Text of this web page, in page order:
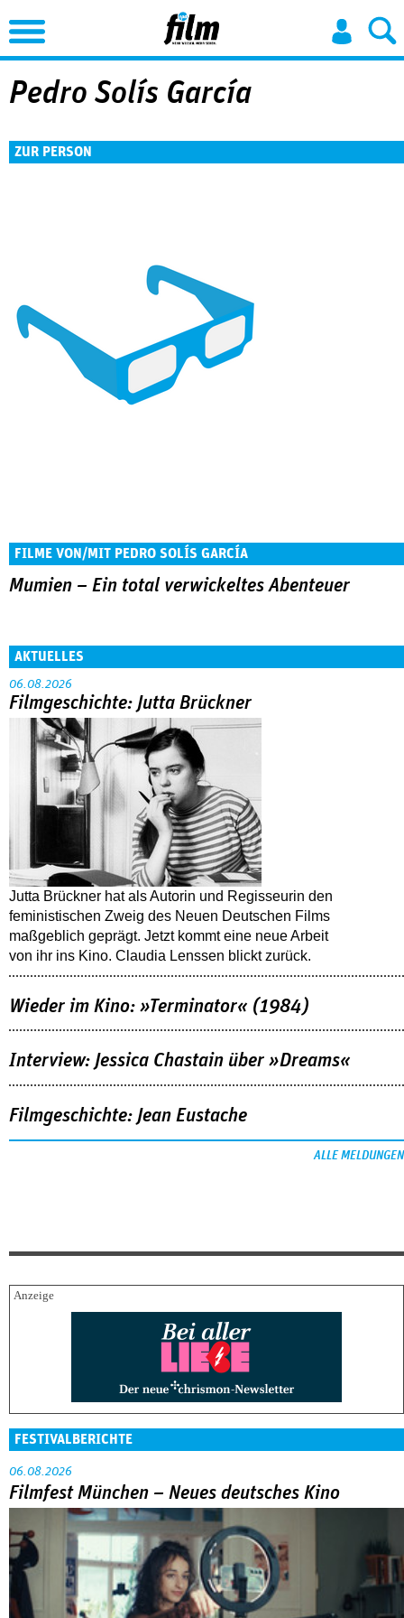
Jump to Navigation
Pedro Solís García
ZUR PERSON
FILME VON/MIT PEDRO SOLÍS GARCÍA
Mumien – Ein total verwickeltes Abenteuer
AKTUELLES
06.08.2026
Filmgeschichte: Jutta Brückner
Jutta Brückner hat als Autorin und Regisseurin den
feministischen Zweig des Neuen Deutschen Films
maßgeblich geprägt. Jetzt kommt eine neue Arbeit
von ihr ins Kino. Claudia Lenssen blickt zurück.
Wieder im Kino: »Terminator« (1984)
Interview: Jessica Chastain über »Dreams«
Filmgeschichte: Jean Eustache
ALLE MELDUNGEN
FESTIVALBERICHTE
06.08.2026
Filmfest München – Neues deutsches Kino